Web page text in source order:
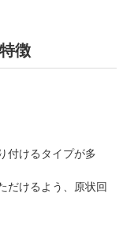
徴
付けるタイプが多
だけるよう、原状回